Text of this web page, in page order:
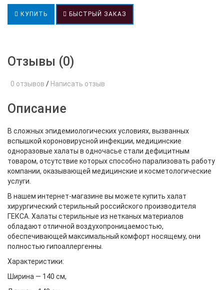
КУПИТЬ БЫСТРЫЙ ЗАКАЗ
Отзывы (0)
0 отзывов / Написать отзыв
Описание
В сложных эпидемиологических условиях, вызванных
вспышкой короновирусной инфекции, медицинские
одноразовые халаты в одночасье стали дефицитным
товаром, отсутствие которых способно парализовать работу
компании, оказывающей медицинские и косметологические
услуги.
В нашем интернет-магазине вы можете купить халат
хирургический стерильный российского производителя
ГЕКСА. Халаты стерильные из нетканых материалов
обладают отличной воздухопроницаемостью,
обеспечивающей максимальный комфорт носящему, они
полностью гипоаллергенны.
Характеристики:
Ширина — 140 см,